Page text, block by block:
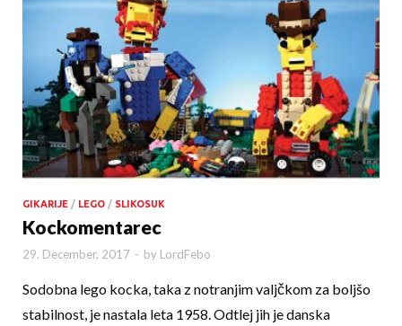
GIKARIJE / LEGO / SLIKOSUK
Kockomentarec
29. December, 2017 - by LordFebo
Sodobna lego kocka, taka z notranjim valjčkom za boljšo
stabilnost, je nastala leta 1958. Odtlej jih je danska